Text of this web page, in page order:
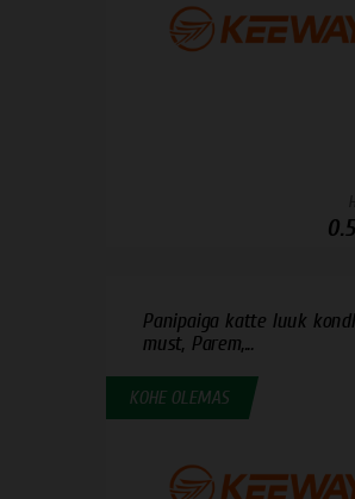
Panipaiga katte luuk
must, Parem,...
KOHE OLEMAS